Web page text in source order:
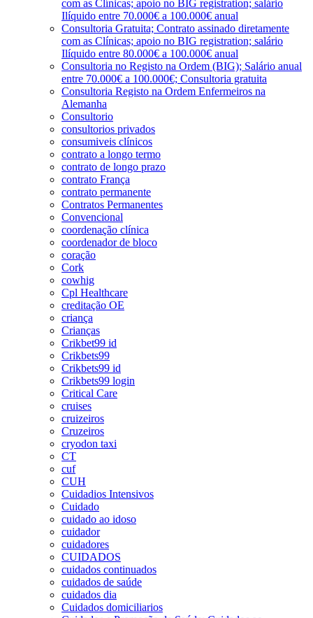
com as Clínicas; apoio no BIG registration; salário
Ilíquido entre 70.000€ a 100.000€ anual
Consultoria Gratuita; Contrato assinado diretamente
com as Clínicas; apoio no BIG registration; salário
Ilíquido entre 80.000€ a 100.000€ anual
Consultoria no Registo na Ordem (BIG); Salário anual
entre 70.000€ a 100.000€; Consultoria gratuita
Consultoria Registo na Ordem Enfermeiros na
Alemanha
Consultorio
consultorios privados
consumiveis clínicos
contrato a longo termo
contrato de longo prazo
contrato França
contrato permanente
Contratos Permanentes
Convencional
coordenação clínica
coordenador de bloco
coração
Cork
cowhig
Cpl Healthcare
creditação OE
criança
Crianças
Crikbet99 id
Crikbets99
Crikbets99 id
Crikbets99 login
Critical Care
cruises
cruizeiros
Cruzeiros
cryodon taxi
CT
cuf
CUH
Cuidadios Intensivos
Cuidado
cuidado ao idoso
cuidador
cuidadores
CUIDADOS
cuidados continuados
cuidados de saúde
cuidados dia
Cuidados domiciliarios